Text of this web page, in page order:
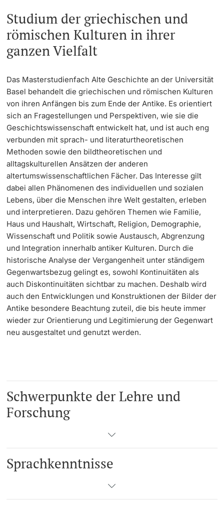
Inclusive University
Support Services Guide
Learning & Teaching
AI in learning and teaching
Digital learning
Language Center
Learning Spaces
University Library Basel
Lernbörse
Studium der griechischen und
römischen Kulturen in ihrer
ganzen Vielfalt
Das Masterstudienfach Alte Geschichte an der Universität
Basel behandelt die griechischen und römischen Kulturen
von ihren Anfängen bis zum Ende der Antike. Es orientiert
sich an Fragestellungen und Perspektiven, wie sie die
Geschichtswissenschaft entwickelt hat, und ist auch eng
verbunden mit sprach- und literaturtheoretischen
Methoden sowie den bildtheoretischen und
alltagskulturellen Ansätzen der anderen
altertumswissenschaftlichen Fächer. Das Interesse gilt
dabei allen Phänomenen des individuellen und sozialen
Lebens, über die Menschen ihre Welt gestalten, erleben
und interpretieren. Dazu gehören Themen wie Familie,
Haus und Haushalt, Wirtschaft, Religion, Demographie,
Wissenschaft und Politik sowie Austausch, Abgrenzung
und Integration innerhalb antiker Kulturen. Durch die
historische Analyse der Vergangenheit unter ständigem
Gegenwartsbezug gelingt es, sowohl Kontinuitäten als
auch Diskontinuitäten sichtbar zu machen. Deshalb wird
auch den Entwicklungen und Konstruktionen der Bilder der
Antike besondere Beachtung zuteil, die bis heute immer
wieder zur Orientierung und Legitimierung der Gegenwart
neu ausgestaltet und genutzt werden.
Schwerpunkte der Lehre und
Forschung
Sprachkenntnisse